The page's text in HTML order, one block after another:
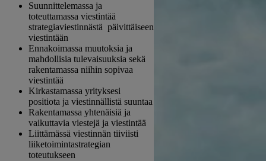
Suunnittelemassa ja
toteuttamassa viestintää
strategiaviestinnästä päivittäiseen
viestintään
Ennakoimassa muutoksia ja
mahdollisia tulevaisuuksia sekä
rakentamassa niihin sopivaa
viestintää
Kirkastamassa yrityksesi
positiota ja viestinnällistä suuntaa
Rakentamassa yhtenäisiä ja
vaikuttavia viestejä ja viestintää
Liittämässä viestinnän tiiviisti
liiketoimintastrategian
toteutukseen